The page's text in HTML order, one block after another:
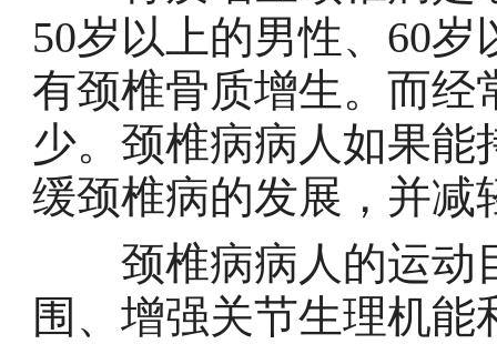
50岁以上的男性、60
有颈椎骨质增生。而经
少。颈椎病病人如果
缓颈椎病的发展，并减
颈椎病病人的运动
围、增强关节生理机